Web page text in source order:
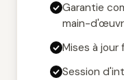
Garantie
main-
Mises à jour
Session